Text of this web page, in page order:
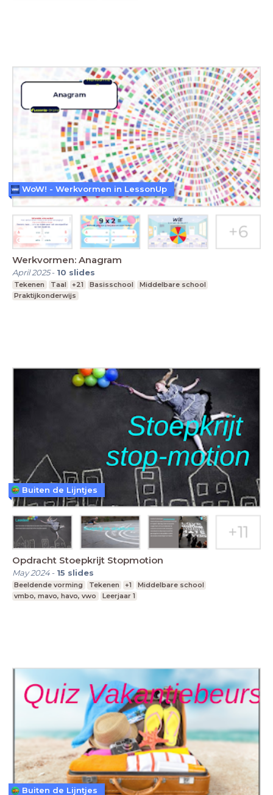
Werkvormen: Anagram
April 2025- 10 slides
Tekenen Taal +21 Basisschool
Middelbare school
Praktijkonderwijs
WoW! - Werkvormen in LessonUp
Opdracht Stoepkrijt Stopmotion
May 2024- 15 slides
Beeldende vorming Tekenen +1
Middelbare school
vmbo, mavo, havo, vwo
Leerjaar 1
Buiten de Lijntjes
Buiten de Lijntjes